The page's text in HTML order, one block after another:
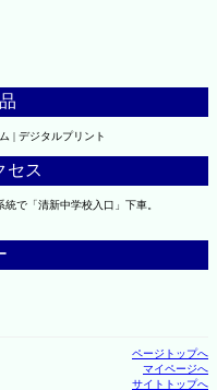
| デジタルプリント
セス
で「清新中学校入口」下車。
ページトップへ
マイページへ
サイトトップへ